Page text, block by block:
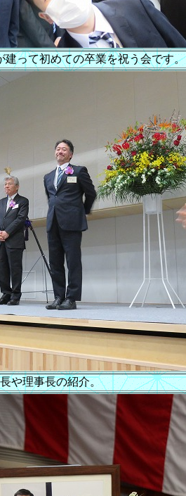
建って初めての卒業を祝う会です。
や理事長の紹介。